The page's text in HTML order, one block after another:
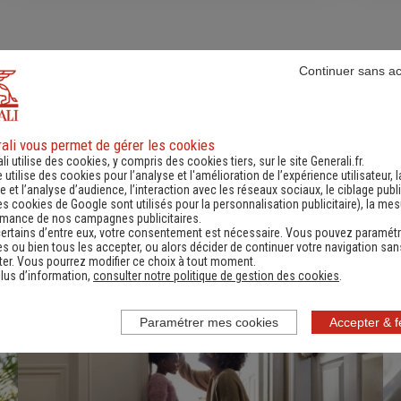
d'assurance et
pour sécuriser vos besoins d’aujourd’hui et
Pour les particuliers Pour les professionnels
vous permet de gérer les cookies
utilise des cookies, y compris des cookies tiers, sur le site Generali.fr.
utilise des cookies pour l’analyse et l'amélioration de l’expérience utilisateur,
et l’analyse d’audience, l’interaction avec les réseaux sociaux, le ciblage
cookies de Google sont utilisés pour la personnalisation publicitaire), la
de nos campagnes publicitaires.
d’entre eux, votre consentement est nécessaire. Vous pouvez
ou bien tous les accepter, ou alors décider de continuer votre navigation
Vous pourrez modifier ce choix à tout moment.
d’information, consulter notre politique de gestion des cookies
Accepter &
Continuer sans
Paramétrer mes cookies